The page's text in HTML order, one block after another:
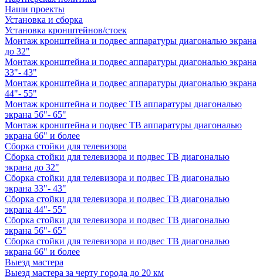
Наши проекты
Установка и сборка
Установка кронштейнов/стоек
Монтаж кронштейна и подвес аппаратуры диагональю экрана
до 32"
Монтаж кронштейна и подвес аппаратуры диагональю экрана
33"- 43"
Монтаж кронштейна и подвес аппаратуры диагональю экрана
44"- 55"
Монтаж кронштейна и подвес ТВ аппаратуры диагональю
экрана 56"- 65"
Монтаж кронштейна и подвес ТВ аппаратуры диагональю
экрана 66" и более
Сборка стойки для телевизора
Сборка стойки для телевизора и подвес ТВ диагональю
экрана до 32"
Сборка стойки для телевизора и подвес ТВ диагональю
экрана 33"- 43"
Сборка стойки для телевизора и подвес ТВ диагональю
экрана 44"- 55"
Сборка стойки для телевизора и подвес ТВ диагональю
экрана 56"- 65"
Сборка стойки для телевизора и подвес ТВ диагональю
экрана 66" и более
Выезд мастера
Выезд мастера за черту города до 20 км